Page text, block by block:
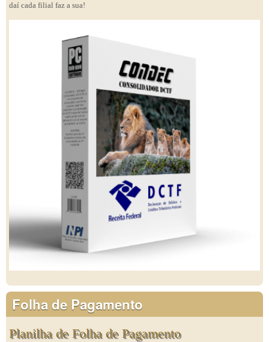
daí cada filial faz a sua!
Folha de Pagamento
Planilha de Folha de Pagamento